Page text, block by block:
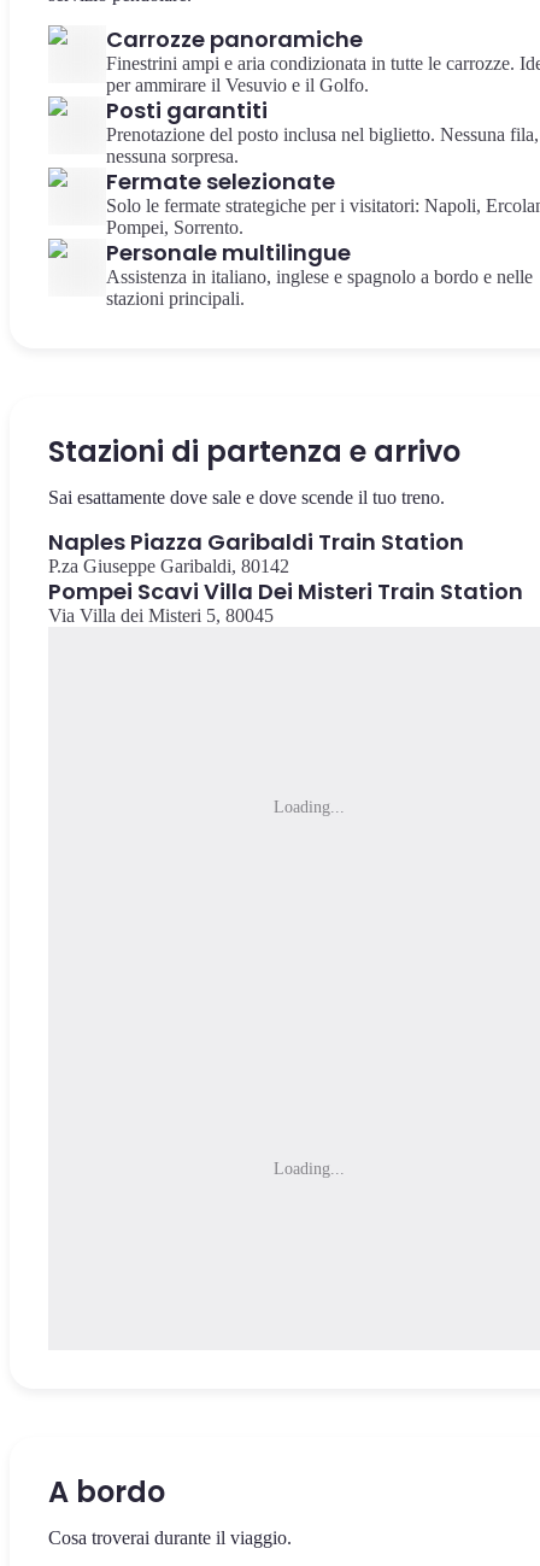
Carrozze panoramiche
Finestrini ampi e aria condizionata in tutte le carrozze.
per ammirare il Vesuvio e il Golfo.
Posti garantiti
Prenotazione del posto inclusa nel biglietto. Nessuna fila,
nessuna sorpresa.
Fermate selezionate
Solo le fermate strategiche per i visitatori: Napoli,
Pompei, Sorrento.
Personale multilingue
Assistenza in italiano, inglese e spagnolo a bordo e nelle
stazioni principali.
Stazioni di partenza e arrivo
Sai esattamente dove sale e dove scende il tuo treno.
Naples Piazza Garibaldi Train Station
P.za Giuseppe Garibaldi, 80142
Pompei Scavi Villa Dei Misteri Train Station
Via Villa dei Misteri 5, 80045
Loading...
Loading...
A bordo
Cosa troverai durante il viaggio.